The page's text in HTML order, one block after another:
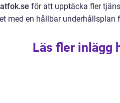
för att upptäcka fler
med en hållbar underhållsplan
Läs fler inlägg